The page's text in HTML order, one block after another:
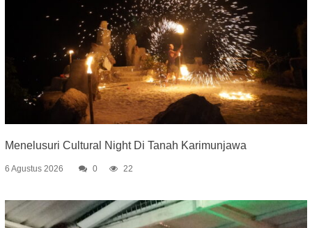
Menelusuri Cultural Night Di Tanah Karimunjawa
6 Agustus 2026 0 22